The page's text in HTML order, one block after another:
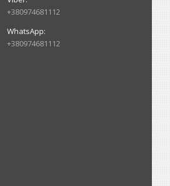
+380974681112
+380974681112